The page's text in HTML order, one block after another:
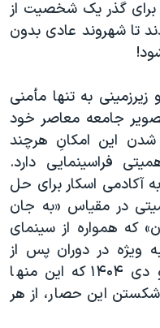
برای گذر یک شخصیت از
تا شهروند عادی بدون
به تنها مأمنی
جامعه معاصر خود
این امکانِ هرچند
فراسینمایی دارد.
آکادمی اسکار برای حل
در مقیاس «به جان
که همواره از سینمای
ویژه در دوران پس از
اعتراض همگانی شهریور ۱۴۰۱ و دی ۱۴۰۴ که این منها
این حصار، از هر